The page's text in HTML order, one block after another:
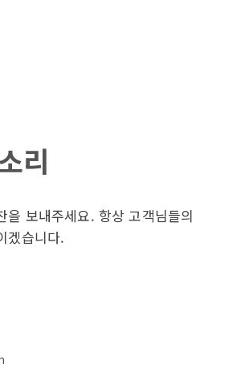
리
을 보내주세요. 항상 고객님들의
겠습니다.